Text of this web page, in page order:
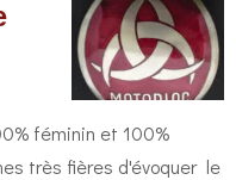
féminin et 100%
très fières d'évoquer le